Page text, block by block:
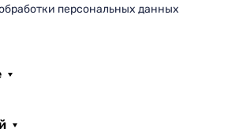
персональных данных